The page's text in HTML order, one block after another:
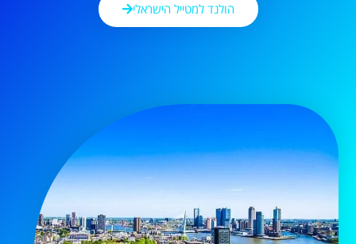
הולנד למטייל הישראלי